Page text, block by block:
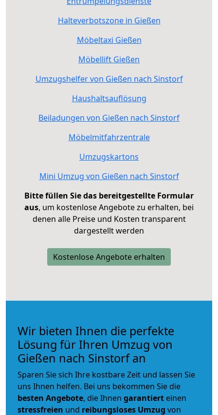
Halteverbotszone in Gießen
Möbeltaxi Gießen
Möbellift Gießen
Umzugshelfer von Gießen nach Sinstorf
Haushaltsauflösung
Beiladungen von Gießen nach Sinstorf
Möbelmitfahrzentrale
Umzugskartons
Mini Umzug von Gießen nach Sinstorf
Bitte füllen Sie das bereitgestellte Formular
aus, um kostenlose Angebote zu erhalten, bei
denen alle Preise und Kosten transparent
dargestellt werden
Kostenlose Angebote erhalten
Wir bieten Ihnen die perfekte
Lösung für Ihren Umzug von
Gießen nach Sinstorf an
Sparen Sie sich Ihre kostbare Zeit und lassen Sie
uns Ihnen helfen. Bei uns bekommen Sie die
besten Angebote, die Ihnen garantiert einen
stressfreien und reibungsloses Umzug von